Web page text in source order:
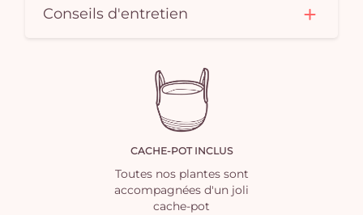
Conseils d'entretien
CACHE-POT INCLUS
Toutes nos plantes sont
accompagnées d'un joli
cache-pot